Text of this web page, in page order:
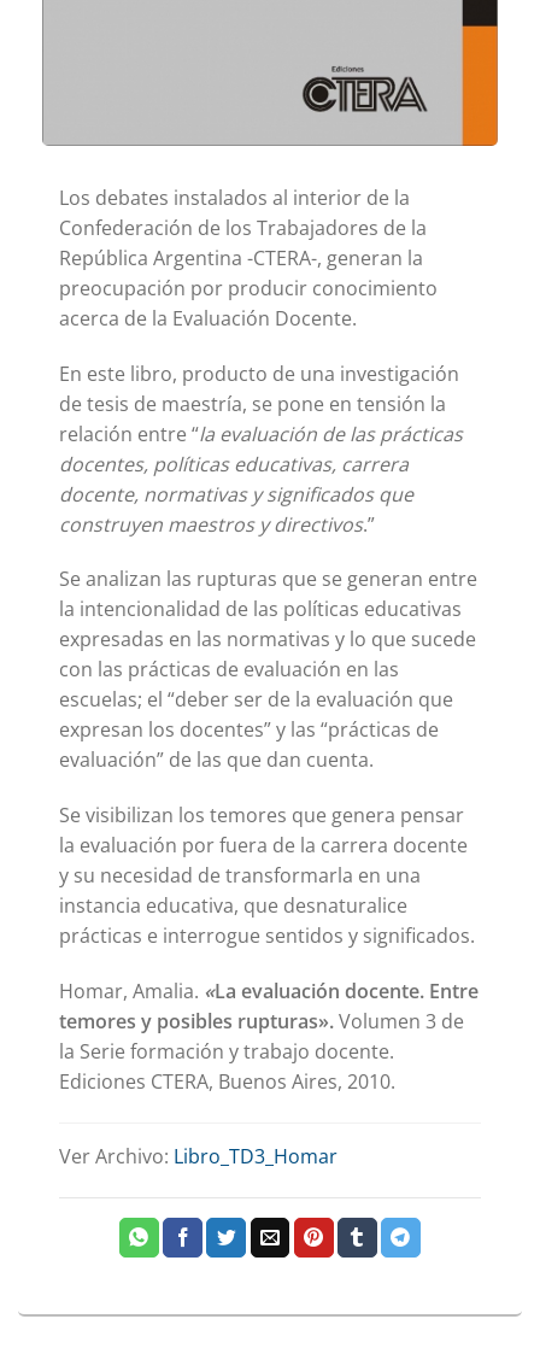
Los debates instalados al interior de la
Confederación de los Trabajadores de la
República Argentina -CTERA-, generan la
preocupación por producir conocimiento
acerca de la Evaluación Docente.
En este libro, producto de una investigación
de tesis de maestría, se pone en tensión la
relación entre “la evaluación de las prácticas
docentes, políticas educativas, carrera
docente, normativas y significados que
construyen maestros y directivos.”
Se analizan las rupturas que se generan entre
la intencionalidad de las políticas educativas
expresadas en las normativas y lo que sucede
con las prácticas de evaluación en las
escuelas; el “deber ser de la evaluación que
expresan los docentes” y las “prácticas de
evaluación” de las que dan cuenta.
Se visibilizan los temores que genera pensar
la evaluación por fuera de la carrera docente
y su necesidad de transformarla en una
instancia educativa, que desnaturalice
prácticas e interrogue sentidos y significados.
Homar, Amalia. «La evaluación docente. Entre
temores y posibles rupturas».Volumen 3 de
la Serie formación y trabajo docente.
Ediciones CTERA, Buenos Aires, 2010.
Ver Archivo: Libro_TD3_Homar